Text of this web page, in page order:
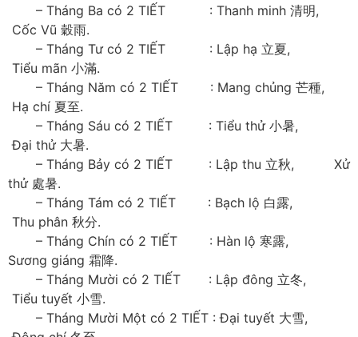
– Tháng Ba có 2 TIẾT : Thanh minh 清明,
Cốc Vũ 穀雨.
– Tháng Tư có 2 TIẾT : Lập hạ 立夏,
Tiểu mãn 小滿.
– Tháng Năm có 2 TIẾT : Mang chủng 芒種,
Hạ chí 夏至.
– Tháng Sáu có 2 TIẾT : Tiểu thử 小暑,
Đại thử 大暑.
– Tháng Bảy có 2 TIẾT : Lập thu 立秋, Xử
thử 處暑.
– Tháng Tám có 2 TIẾT : Bạch lộ 白露,
Thu phân 秋分.
– Tháng Chín có 2 TIẾT : Hàn lộ 寒露,
Sương giáng 霜降.
– Tháng Mười có 2 TIẾT : Lập đông 立冬,
Tiểu tuyết 小雪.
– Tháng Mười Một có 2 TIẾT : Đại tuyết 大雪,